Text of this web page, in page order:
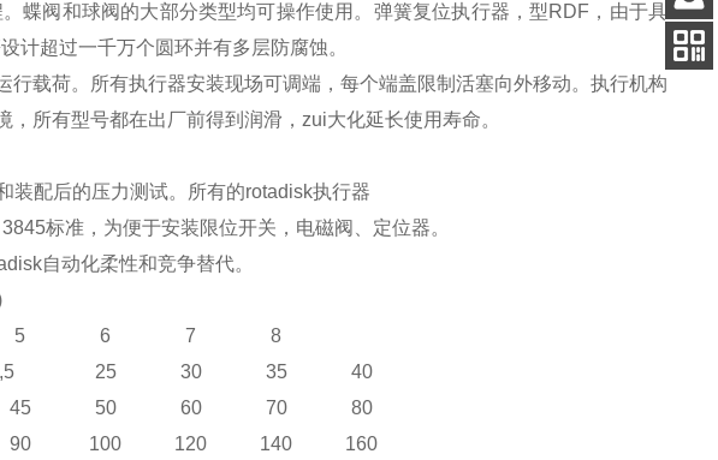
蝶阀和球阀的大部分类型均可操作使用。弹簧复位执行器，型RDF，由于具
计超过一千万个圆环并有多层防腐蚀。
载荷。所有执行器安装现场可调端，每个端盖限制活塞向外移动。执行机构
所有型号都在出厂前得到润滑，zui大化延长使用寿命。
装配后的压力测试。所有的rotadisk执行器
标准，为便于安装限位开关，电磁阀、定位器。
自动化柔性和竞争替代。
5 6 7
8
25 30 35 40
45 50 60 70
80
90 100 120 140
160
客服
电话